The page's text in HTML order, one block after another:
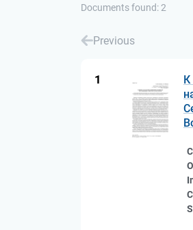
Documents found: 2
Previous
1
К